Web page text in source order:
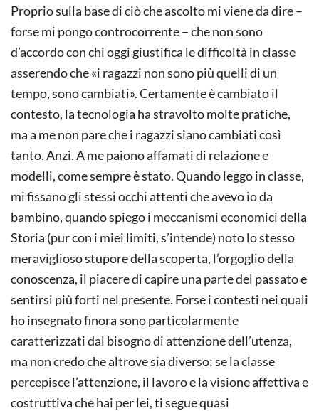
Proprio sulla base di ciò che ascolto mi viene da dire –
forse mi pongo controcorrente – che non sono
d’accordo con chi oggi giustifica le difficoltà in classe
asserendo che «i ragazzi non sono più quelli di un
tempo, sono cambiati». Certamente è cambiato il
contesto, la tecnologia ha stravolto molte pratiche,
ma a me non pare che i ragazzi siano cambiati così
tanto. Anzi. A me paiono affamati di relazione e
modelli, come sempre è stato. Quando leggo in classe,
mi fissano gli stessi occhi attenti che avevo io da
bambino, quando spiego i meccanismi economici della
Storia (pur con i miei limiti, s’intende) noto lo stesso
meraviglioso stupore della scoperta, l’orgoglio della
conoscenza, il piacere di capire una parte del passato e
sentirsi più forti nel presente. Forse i contesti nei quali
ho insegnato finora sono particolarmente
caratterizzati dal bisogno di attenzione dell’utenza,
ma non credo che altrove sia diverso: se la classe
percepisce l’attenzione, il lavoro e la visione affettiva e
costruttiva che hai per lei, ti segue quasi